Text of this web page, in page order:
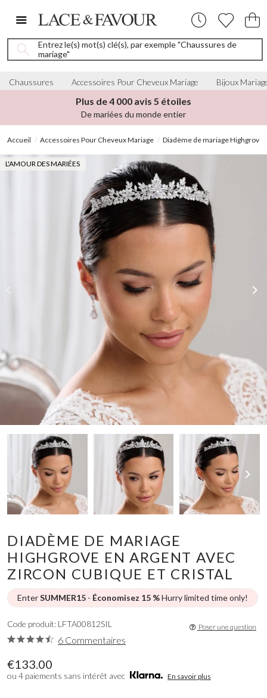
Entrez le(s) mot(s) clé(s), par exemple "Chaussures de
mariage"
Chaussures Accessoires Pour Cheveux Mariage Bijoux
Plus de 4 000 avis 5 étoiles
De mariées du monde entier
Accueil Accessoires Pour Cheveux Mariage Diadème de mariage Highgrove
L'AMOUR DES MARIÉES
DIADÈME DE MARIAGE
HIGHGROVE EN ARGENT AVEC
ZIRCON CUBIQUE ET CRISTAL
EnterSUMMER15 - Économisez 15 %Hurry limited time only!
€133.00
ou 4 paiements sans intérêt avec En savoir plus
Code produit: LFTA00812SIL
6 Commentaires
Poser une question